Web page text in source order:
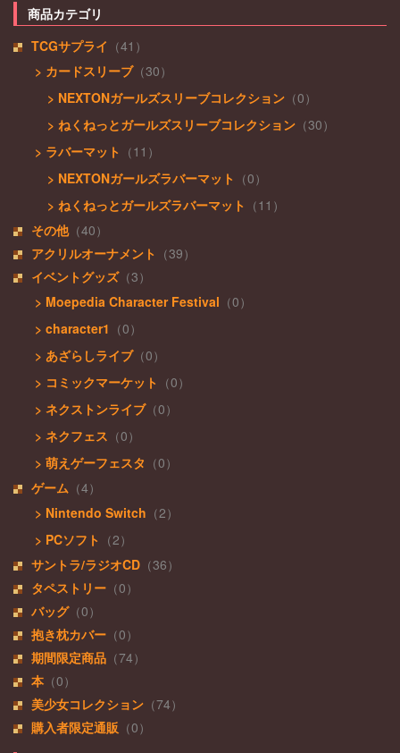
商品カテゴリ
TCGサプライ （41）
> カードスリーブ（30）
> NEXTONガールズスリーブコレクション （0）
> ねくねっとガールズスリーブコレクション （30）
> ラバーマット （11）
> NEXTONガールズラバーマット （0）
> ねくねっとガールズラバーマット （11）
その他（40）
アクリルオーナメント （39）
イベントグッズ（3）
> Moepedia Character Festival （0）
> character1 （0）
> あざらしライブ（0）
> コミックマーケット （0）
> ネクストンライブ（0）
> ネクフェス （0）
> 萌えゲーフェスタ （0）
ゲーム （4）
> Nintendo Switch （2）
> PCソフト （2）
サントラ/ラジオCD （36）
タペストリー （0）
バッグ（0）
抱き枕カバー （0）
期間限定商品 （74）
本 （0）
美少女コレクション （74）
購入者限定通販 （0）